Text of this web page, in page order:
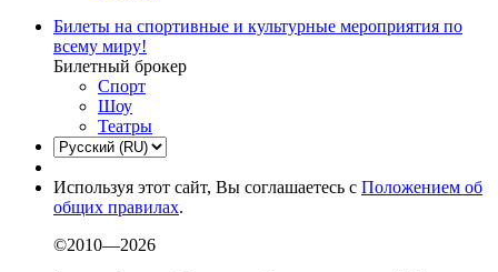
Билеты на спортивные и культурные мероприятия по
всему миру!
Билетный брокер
Спорт
Шоу
Театры
Используя этот сайт, Вы соглашаетесь с Положением об
общих правилах.
©2010—2026